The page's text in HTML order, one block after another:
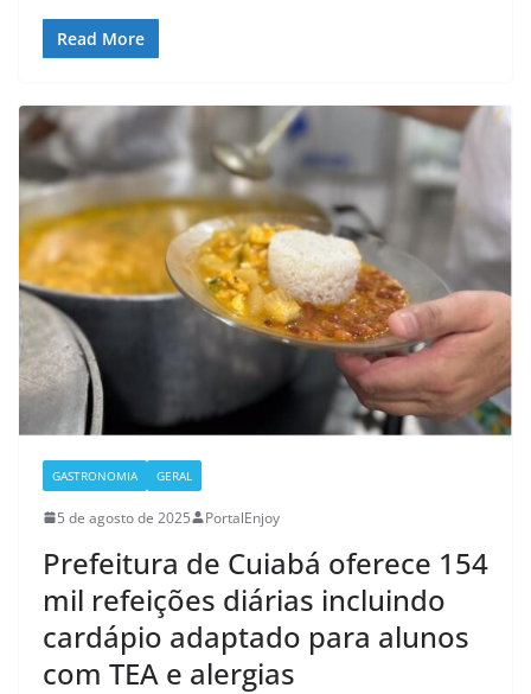
Read More
GASTRONOMIA GERAL
5 de agosto de 2025 PortalEnjoy
Prefeitura de Cuiabá oferece 154
mil refeições diárias incluindo
cardápio adaptado para alunos
com TEA e alergias